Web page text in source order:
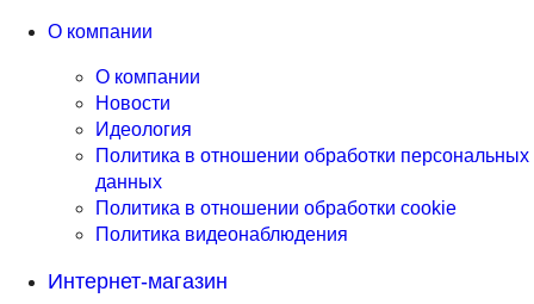
О компании
О компании
Новости
Идеология
Политика в отношении обработки персональных
данных
Политика в отношении обработки cookie
Политика видеонаблюдения
Интернет-магазин